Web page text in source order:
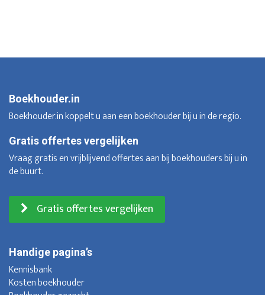
Boekhouder.in
Boekhouder.in koppelt u aan een boekhouder bij u in de regio.
Gratis offertes vergelijken
Vraag gratis en vrijblijvend offertes aan bij boekhouders bij u in
de buurt.
Gratis offertes vergelijken
Handige pagina’s
Kennisbank
Kosten boekhouder